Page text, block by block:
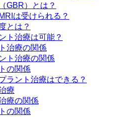
GBR）とは？
は受けられる？
とは？
ト治療は可能？
治療の関係
ト治療の関係
の関係
ラント治療はできる？
療
療の関係
の関係